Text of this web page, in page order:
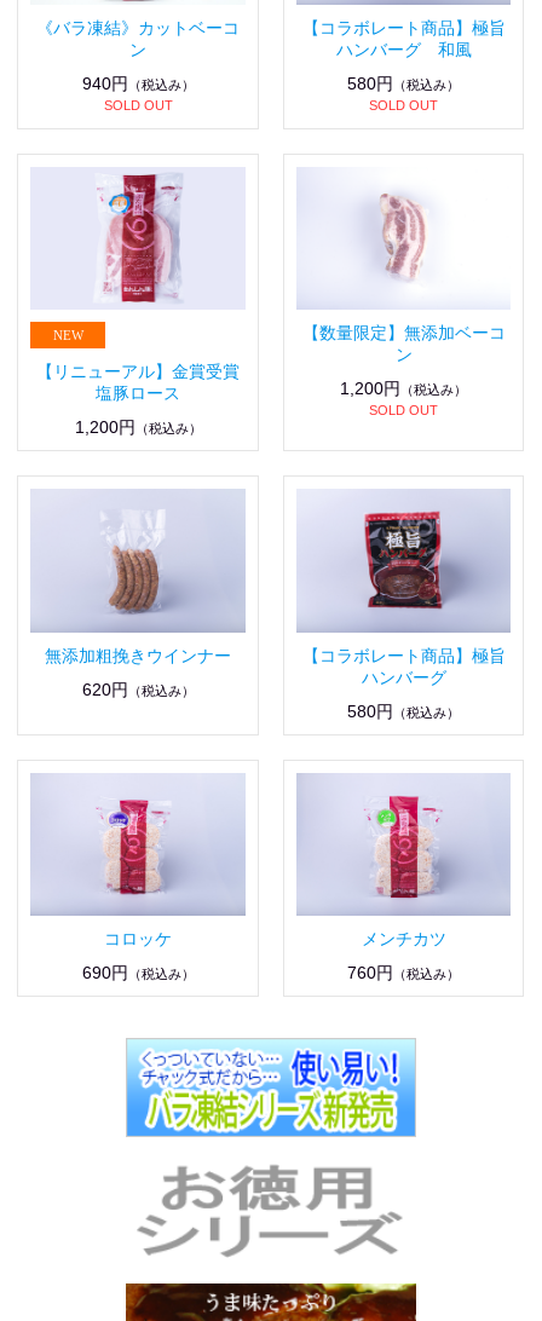
《バラ凍結》カットベーコ
ン
940円
（税込み）
SOLD OUT
【コラボレート商品】極旨
ハンバーグ 和風
580円
（税込み）
SOLD OUT
【リニューアル】金賞受賞
塩豚ロース
1,200円
（税込み）
【数量限定】無添加ベーコ
ン
1,200円
（税込み）
SOLD OUT
無添加粗挽きウインナー
620円
（税込み）
【コラボレート商品】極旨
ハンバーグ
580円
（税込み）
コロッケ
690円
（税込み）
メンチカツ
760円
（税込み）